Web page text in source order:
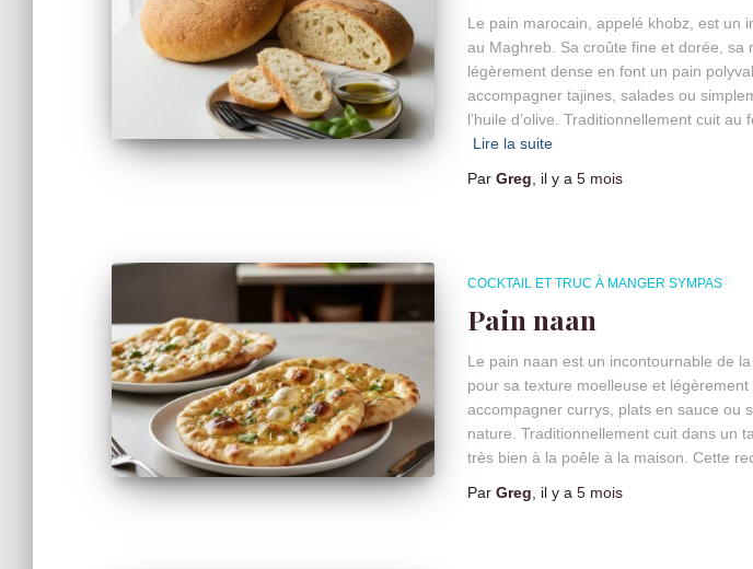
Le pain marocain, appelé khobz, est un
au Maghreb. Sa croûte fine et dorée, sa
légèrement dense en font un pain
accompagner tajines, salades ou
l’huile d’olive. Traditionnellement cuit au
Lire la suite
Par Greg , il y a 5 mois
COCKTAIL ET TRUC À MANGER SYMPAS
Pain naan
Le pain naan est un incontournable de
pour sa texture moelleuse et
accompagner currys, plats en sauce ou
nature. Traditionnellement cuit dans un
très bien à la poêle à la maison. Cette
Par Greg , il y a 5 mois